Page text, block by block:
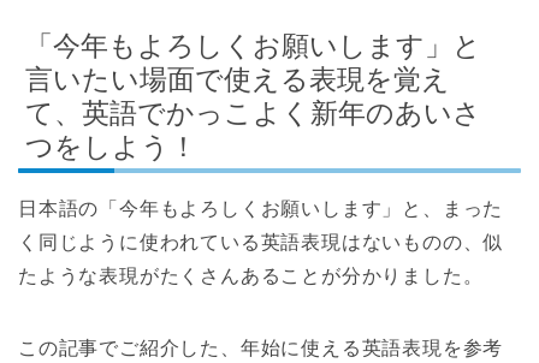
「今年もよろしくお願いします」と
言いたい場面で使える表現を覚え
て、英語でかっこよく新年のあいさ
つをしよう！
日本語の「今年もよろしくお願いします」と、まった
く同じように使われている英語表現はないものの、似
たような表現がたくさんあることが分かりました。
この記事でご紹介した、年始に使える英語表現を参考